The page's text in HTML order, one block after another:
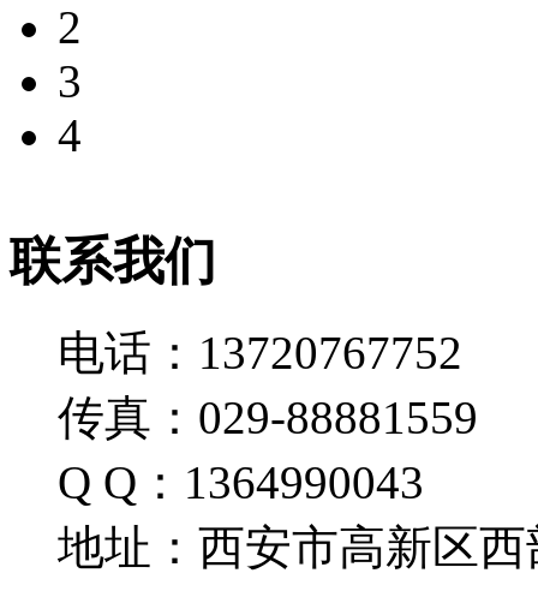
2
3
4
联系我们
电话：13720767752
传真：029-88881559
Q Q：1364990043
地址：西安市高新区西